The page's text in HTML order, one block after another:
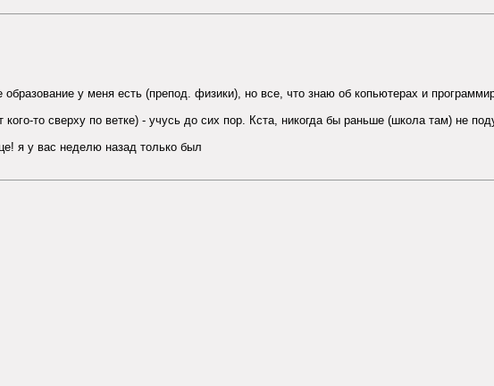
у меня есть (препод. физики), но все, что знаю об копьютерах и
то сверху по ветке) - учусь до сих пор. Кста, никогда бы раньше (школа там) не
я у вас неделю назад только был